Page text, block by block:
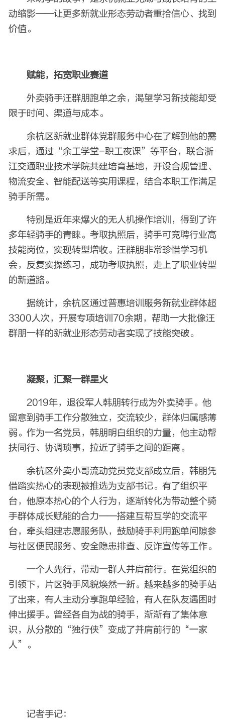
动缩影——让更多新就业形态劳动者重拾信心、找到
价值。
赋能，拓宽职业赛道
外卖骑手汪群朋跑单之余，渴望学习新技能却受
限于时间、渠道与成本。
余杭区新就业群体党群服务中心在了解到他的需
求后，通过“余工学堂-职工夜课”等平台，联合浙
江交通职业技术学院共建培育基地，开设合规管理、
物流安全、智能配送等实用课程，结合本职工作满足
骑手所需。
特别是近年来爆火的无人机操作培训，得到了许
多年轻骑手的青睐。考取执照后，骑手可竞聘行业高
技能岗位，实现转型增收。汪群朋非常珍惜学习机
会，反复实操练习，成功考取执照，走上了职业转型
的新道路。
据统计，余杭区通过普惠培训服务新就业群体超
3300人次，开展专项培训70余期，帮助一大批像汪
群朋一样的新就业形态劳动者实现了技能突破。
凝聚，汇聚一群星火
2019年，退役军人韩朋转行成为外卖骑手。他
留意到骑手工作分散独立，交流较少，群体归属感薄
弱。作为一名党员，韩朋明白组织的力量，他主动帮
扶同行、协调琐事，拉近了骑手之间的距离。
余杭区外卖小哥流动党员党支部成立后，韩朋凭
借踏实热心的表现被推选为支部书记。有了组织平
台，他原本热心的个人行为，逐渐转化为带动整个骑
手群体成长赋能的合力——搭建互帮互学的交流平
台，牵头组建志愿服务队，鼓励骑手利用跑单间隙参
与社区便民服务、安全隐患排查、反诈宣传等工作。
一个人先行，带动一群人并肩前行。在党组织的
引领下，片区骑手风貌焕然一新。越来越多的骑手站
了出来，有人主动分享跑单经验，有人在队友遇困时
伸出援手。曾经各自为战的骑手，渐渐有了集体意
识，从分散的“独行侠”变成了并肩前行的“一家
人”。
记者手记：